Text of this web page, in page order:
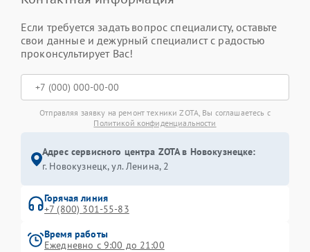
Если требуется задать вопрос специалисту, оставьте
свои данные и дежурный специалист с радостью
проконсультирует Вас!
Отправляя заявку на ремонт техники ZOTA, Вы соглашаетесь с
Политикой конфиденциальности
Адрес сервисного центра ZOTA в Новокузнецке:
г. Новокузнецк, ул. Ленина, 2
Горячая линия
+7 (800) 301-55-83
Время работы
Ежедневно с 9:00 до 21:00